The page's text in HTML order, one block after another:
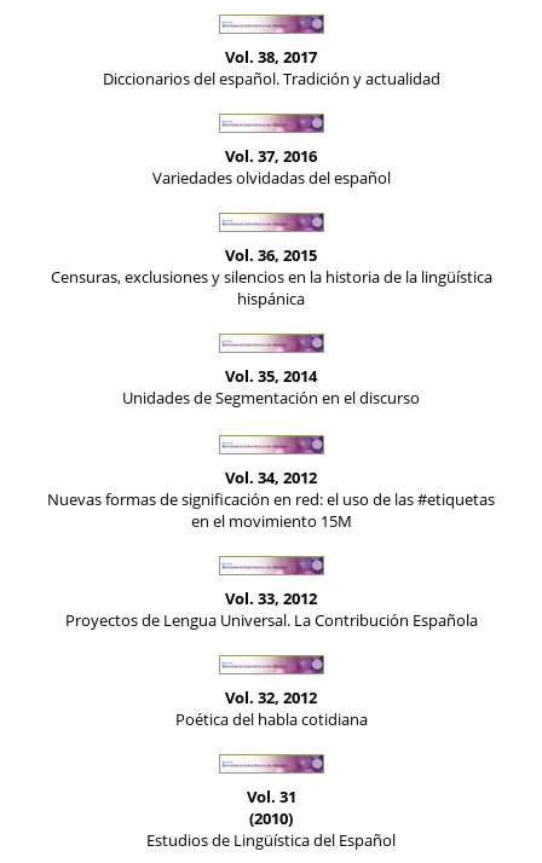
Vol. 38, 2017
Diccionarios del español. Tradición y actualidad
Vol. 37, 2016
Variedades olvidadas del español
Vol. 36, 2015
Censuras, exclusiones y silencios en la historia de la lingüística
hispánica
Vol. 35, 2014
Unidades de Segmentación en el discurso
Vol. 34, 2012
Nuevas formas de significación en red: el uso de las #etiquetas
en el movimiento 15M
Vol. 33, 2012
Proyectos de Lengua Universal. La Contribución Española
Vol. 32, 2012
Poética del habla cotidiana
Vol. 31
(2010)
Estudios de Lingüística del Español